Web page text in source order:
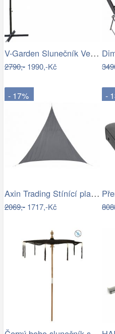
V-Garden Slunečník VeGA 300 - béžový
2790,-1990,-Kč
- 17%
Axin Trading Stínící plachta…
2069,-1717,-Kč
-